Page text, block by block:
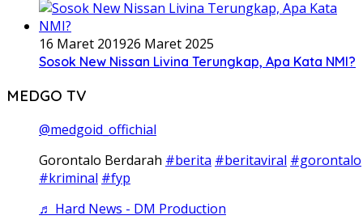
16 Maret 201926 Maret 2025
Sosok New Nissan Livina Terungkap, Apa Kata NMI?
MEDGO TV
@medgoid_offichial
Gorontalo Berdarah #berita #beritaviral #gorontalo
#kriminal #fyp
♬ Hard News - DM Production